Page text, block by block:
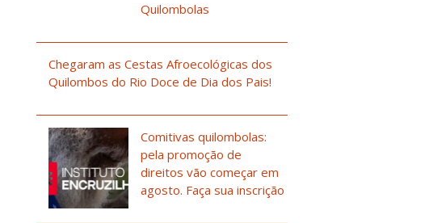
Quilombolas
Chegaram as Cestas Afroecológicas dos
Quilombos do Rio Doce de Dia dos Pais!
Comitivas quilombolas:
pela promoção de
direitos vão começar em
agosto. Faça sua inscrição